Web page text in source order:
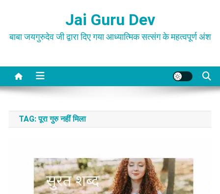
content
Jai Guru Dev
बाबा जयगुरुदेव जी द्वारा दिए गया आध्यात्मिक सत्संग के महत्वपूर्ण अंश
TAG:पूरा गुरु नहीं मिला